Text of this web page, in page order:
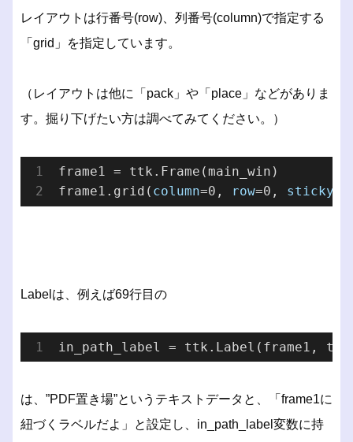
レイアウトは行番号(row)、列番号(column)で指定する
「grid」を指定しています。
（レイアウトは他に「pack」や「place」などがありま
す。掘り下げたい方は調べてみてください。）
frame1 = ttk.Frame(main_win)
frame1.grid( column=0, row=0, sticky
Labelは、例えば69行目の
in_path_label = ttk. Label( frame1 ,
は、”PDF置き場”というテキストデータと、「frame1に
紐づくラベルだよ」と設定し、in_path_label変数に持